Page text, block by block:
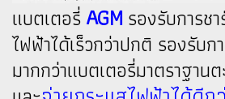
แบตเตอรี่ AGM รองรับการช
ไฟฟ้าได้เร็วกว่าปกติ รองรับก
มากกว่าแบตเตอรี่มาตราฐาน